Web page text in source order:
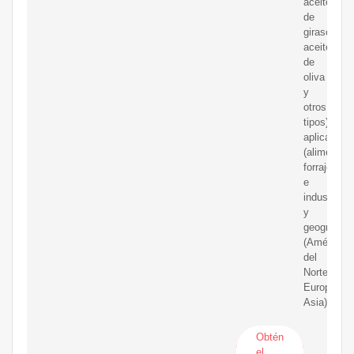
de
girasol,
aceite
de
oliva
y
otros
tipos),
aplicación
forrajera
e
industrial)
y
geografía
(América
del
Norte,
Europa,
Asia).
Obtén